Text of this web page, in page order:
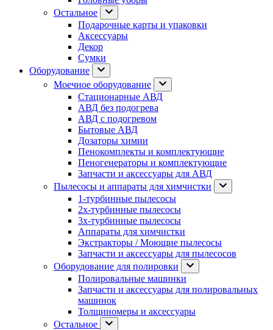
Остальное
Подарочные карты и упаковки
Аксессуары
Декор
Сумки
Оборудование
Моечное оборудование
Стационарные АВД
АВД без подогрева
АВД с подогревом
Бытовые АВД
Дозаторы химии
Пенокомплекты и комплектующие
Пеногенераторы и комплектующие
Запчасти и аксессуары для АВД
Пылесосы и аппараты для химчистки
1-турбинные пылесосы
2х-турбинные пылесосы
3х-турбинные пылесосы
Аппараты для химчистки
Экстракторы / Моющие пылесосы
Запчасти и аксессуары для пылесосов
Оборудование для полировки
Полировальные машинки
Запчасти и аксессуары для полировальных
машинок
Толщиномеры и аксессуары
Остальное